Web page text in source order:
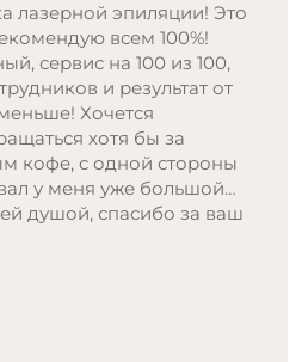
рекомендую всем!
куда пойти на данную
и боялась. Посоветовала
рассказов,
так же осталась очень
клиника очень
все милые и
проходит
специалист всю
моим самочувствием!